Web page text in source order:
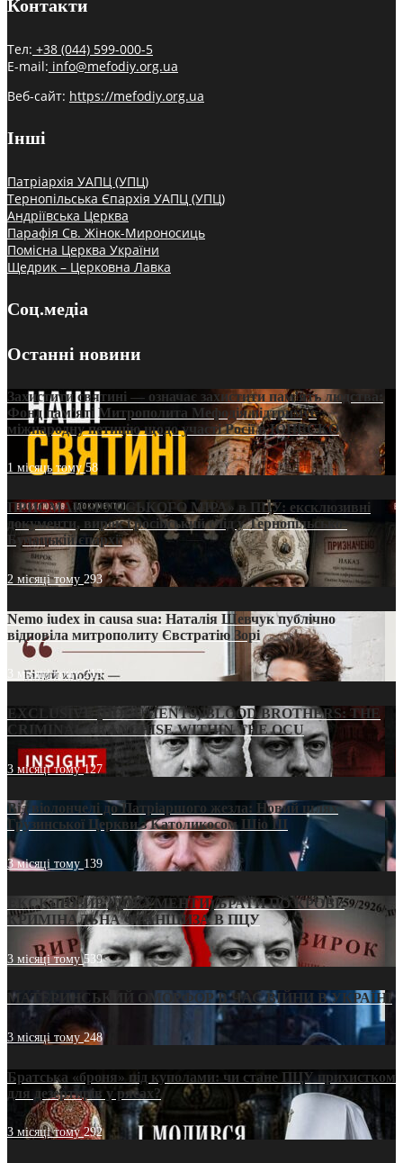
Контакти
Тел: +38 (044) 599-000-5
E-mail: info@mefodiy.org.ua
Веб-сайт: https://mefodiy.org.ua
Інші
Патріархія УАПЦ (УПЦ)
Тернопільська Єпархія УАПЦ (УПЦ)
Андріївська Церква
Парафія Св. Жінок-Мироносиць
Помісна Церква України
Щедрик – Церковна Лавка
Соц.медіа
Останні новини
Захистити святині — означає захистити пам’ять людства:
Фонд пам’яті Митрополита Мефодія підтримує
міжнародну петицію щодо участі Росії в ЮНЕСКО
1 місяць тому58
ПРИСМАК «РУССЬКОГО МІРА» в ПЦУ: ексклюзивні
документи, вирок і російський слід у Тернопільсько-
Бучацькій єпархії
2 місяці тому 293
Nemo iudex in causa sua: Наталія Шевчук публічно
відповіла митрополиту Євстратію Зорі
3 місяці тому213
EXCLUSIVE (DOCUMENTS)/BLOOD BROTHERS: THE
CRIMINAL FRANCHISE WITHIN THE OCU
3 місяці тому127
Від віолончелі до Патріаршого жезла: Новий шлях
Грузинської Церкви з Католикосом Шіо III
3 місяці тому 139
ЕКСКЛЮЗИВ (ДОКУМЕНТИ)/БРАТИ ПО КРОВІ:
КРИМІНАЛЬНА ФРАНШИЗА В ПЦУ
3 місяці тому539
МАТЕРИНСЬКИЙ ОМОРФОР В ЧАС ВІЙНИ В УКРАЇНІ
3 місяці тому248
Братська «броня» під куполами: чи стане ПЦУ прихистком
для дезертирів у рясах?
3 місяці тому292